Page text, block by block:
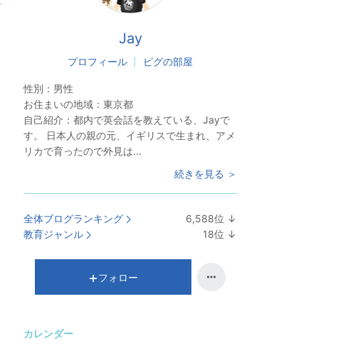
Jay
プロフィール ピグの部屋
性別： 男性
お住まいの地域： 東京都
自己紹介： 都内で英会話を教えている、Jayで
す。 日本人の親の元、イギリスで生まれ、アメ
リカで育ったので外見は...
続きを見る ＞
全体ブログランキング 6,588位 ↓
教育ジャンル 18位 ↓
フォロー
カレンダー